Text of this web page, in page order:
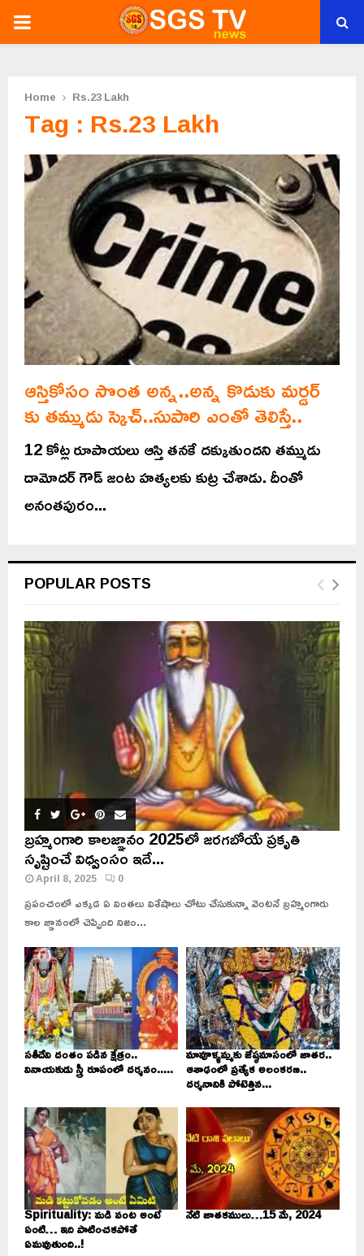
PRIMARY
Home Rs.23 Lakh
Tag : Rs.23 Lakh
ఆస్తికోసం సొంత అన్న..అన్న కొడుకు మర్డర్
కు తమ్ముడు స్కెచ్..సుపారి ఎంతో తెలిస్తే..
12 కోట్ల రూపాయలు ఆస్తి తనకే దక్కుతుందని తమ్ముడు
దామోదర్ గౌడ్ జంట హత్యలకు కుట్ర చేశాడు. దీంతో
అనంతపురం...
POPULAR POSTS
బ్రహ్మంగారి కాలజ్ఞానం 2025లో జరగబోయే ప్రకృతి
సృష్టించే విధ్వంసం ఇదే...
April 8, 2025 0
ప్రపంచంలో ఎక్కడ ఏ వింతలు విశేషాలు చోటు చేసుకున్నా వెంటనే బ్రహ్మంగారు
కాల జ్ఞానంలో చెప్పింది నిజం...
సతీదేవి దంతం పడిన క్షేత్రం..
వినాయకుడు స్త్రీ రూపంలో దర్శనం.....
మావూళ్ళమ్మకు జేష్ఠమాసంలో జాతర..
ఆశాఢంలో ప్రత్యేక అలంకరణ..
దర్శనానికి పోటెత్తిన...
Spirituality: మడి వంట అంటే
ఏంటి… ఇది పాటించకపోతే
ఏమవుతుంది..!
నేటి జాతకములు…15 మే, 2024